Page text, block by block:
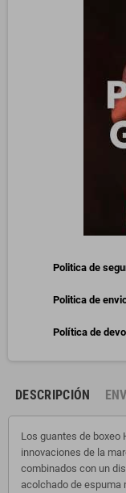
Politica de
Politica de
Política de
DESCRIPCIÓN
Los guantes de boxeo
innovaciones de la
combinados con un
acolchado de espuma